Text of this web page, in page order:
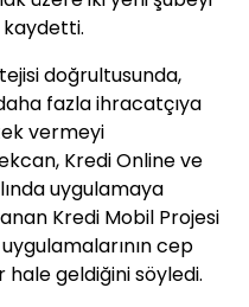
kaydetti.
doğrultusunda,
fazla ihracatçıya
vermeyi
Kredi Online ve
uygulamaya
Kredi Mobil Projesi
cep
hale geldiğini söyledi.